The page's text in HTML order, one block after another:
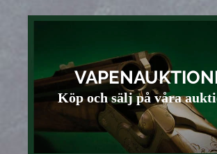
Köp och sälj på våra